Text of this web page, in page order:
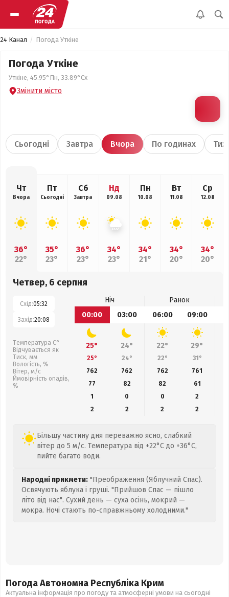
24 Канал Погода Уткіне
Погода Уткіне
Уткіне, 45.95°Пн, 33.89°Сх
Змінити місто
Сьогодні Завтра Вчора По годинах
Чт
Вчора
36°
22°
Пт
Сьогодні
35°
23°
Сб
Завтра
36°
23°
Нд
09.08
34°
23°
Пн
10.08
34°
21°
Вт
11.08
34°
20°
Ср
12.08
34°
20°
Четвер, 6 серпня
Схід:05:32
Захід:20:08
Температура С°
Відчувається як
Тиск, мм
Вологість, %
Вітер, м/с
Ймовірність опадів,
%
Ніч
Ранок
00:00
03:00 06:00 09:00
25° 24° 22° 29°
25° 24° 22° 31°
762
762 762 761
77
82 82 61
1
0 0
2
2
2 2 2
Більшу частину дня переважно ясно, слабкий
вітер до 5 м/с. Температура від +22°C до +36°C,
пийте багато води.
Народні прикмети: "Преображення (Яблучний Спас).
Освячують яблука і груші. "Прийшов Спас — пішло
літо від нас". Сухий день — суха осінь, мокрий —
мокра. Ночі стають по-справжньому холодними."
Погода Автономна Республіка Крим
Актуальна інформація про погоду та атмосферні умови на сьогодні